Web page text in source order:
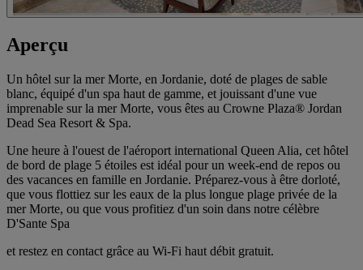
Aperçu
Un hôtel sur la mer Morte, en Jordanie, doté de plages de sable
blanc, équipé d'un spa haut de gamme, et jouissant d'une vue
imprenable sur la mer Morte, vous êtes au Crowne Plaza® Jordan
Dead Sea Resort & Spa.
Une heure à l'ouest de l'aéroport international Queen Alia, cet hôtel
de bord de plage 5 étoiles est idéal pour un week-end de repos ou
des vacances en famille en Jordanie. Préparez-vous à être dorloté,
que vous flottiez sur les eaux de la plus longue plage privée de la
mer Morte, ou que vous profitiez d'un soin dans notre célèbre
D'Sante Spa
et restez en contact grâce au Wi-Fi haut débit gratuit.